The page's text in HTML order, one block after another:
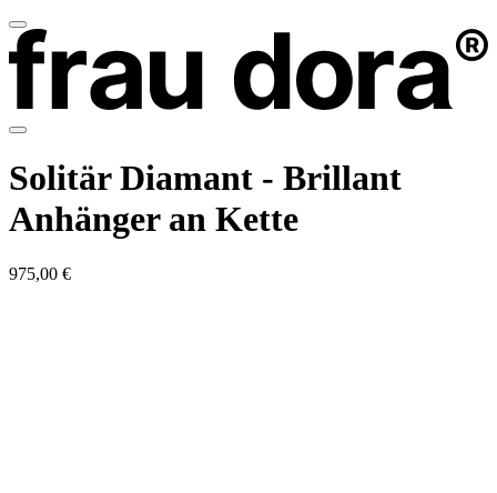
Solitär Diamant - Brillant
Anhänger an Kette
975,00 €